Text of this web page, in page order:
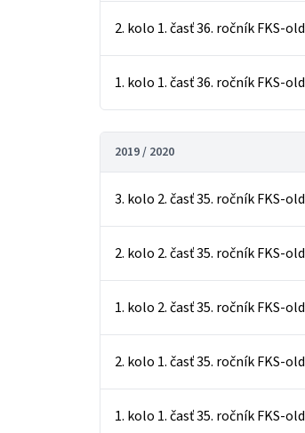
2. kolo 1. časť 36. ročník FKS-old
1. kolo 1. časť 36. ročník FKS-old
2019 / 2020
3. kolo 2. časť 35. ročník FKS-old
2. kolo 2. časť 35. ročník FKS-old
1. kolo 2. časť 35. ročník FKS-old
2. kolo 1. časť 35. ročník FKS-old
1. kolo 1. časť 35. ročník FKS-old